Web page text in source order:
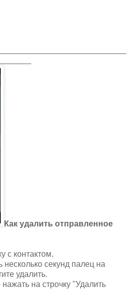
Как удалить отправленное
с контактом.
секунд палец на
удалить.
на строчку "Удалить